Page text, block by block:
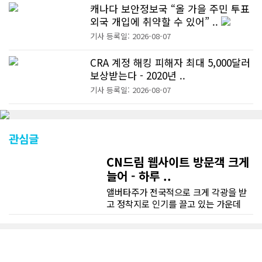
캐나다 보안정보국 “올 가을 주민 투표
외국 개입에 취약할 수 있어” ..
기사 등록일: 2026-08-07
CRA 계정 해킹 피해자 최대 5,000달러
보상받는다 - 2020년 ..
기사 등록일: 2026-08-07
관심글
CN드림 웹사이트 방문객 크게
늘어 - 하루 ..
앨버타주가 전국적으로 크게 각광을 받
고 정착지로 인기를 끌고 있는 가운데